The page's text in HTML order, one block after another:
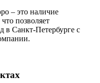
– это наличие
позволяет
в Санкт-Петербурге с